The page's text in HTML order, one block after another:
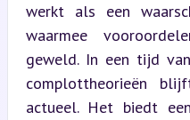
werkt als een
waarmee
geweld. In een tijd
complottheorieën
actueel. Het biedt